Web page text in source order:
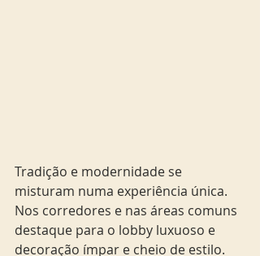
Tradição e modernidade se
misturam numa experiência única.
Nos corredores e nas áreas comuns
destaque para o lobby luxuoso e
decoração ímpar e cheio de estilo.